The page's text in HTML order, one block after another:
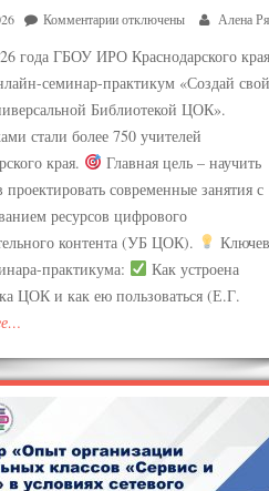
Комментарииотключены Алена
года ГБОУ ИРО Краснодарского края
семинар-практикум «Создай свой
Библиотекой ЦОК».
стали более 750 учителей
края.
Главная цель – научить
проектировать современные занятия с
ресурсов цифрового
контента (УБ ЦОК).
практикума:
Как устроена
ЦОК и как ею пользоваться (Е.Г.